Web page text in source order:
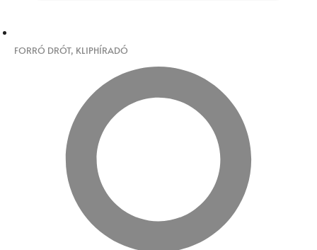
FORRÓ DRÓT, KLIPHÍRADÓ